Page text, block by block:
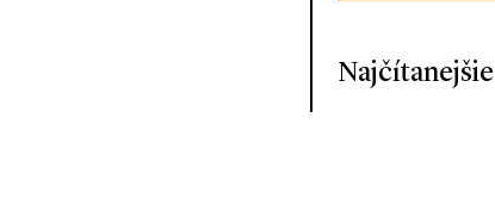
Najčítanejšie